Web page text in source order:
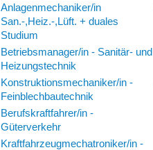
Anlagenmechaniker/in
San.-,Heiz.-,Lüft. + duales
Studium
Betriebsmanager/in - Sanitär- und
Heizungstechnik
Konstruktionsmechaniker/in -
Feinblechbautechnik
Berufskraftfahrer/in -
Güterverkehr
Kraftfahrzeugmechatroniker/in -